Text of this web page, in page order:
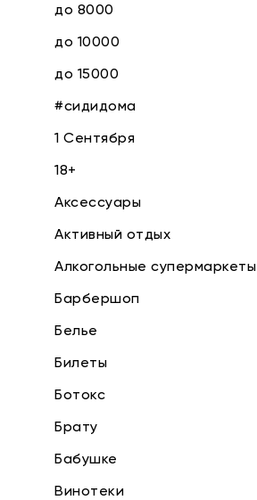
до 8000
до 10000
до 15000
#сидидома
1 Сентября
18+
Аксессуары
Активный отдых
Алкогольные супермаркеты
Барбершоп
Белье
Билеты
Ботокс
Брату
Бабушке
Винотеки